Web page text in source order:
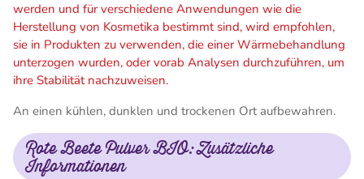
werden und für verschiedene Anwendungen wie die
Herstellung von Kosmetika bestimmt sind, wird empfohlen,
sie in Produkten zu verwenden, die einer Wärmebehandlung
unterzogen wurden, oder vorab Analysen durchzuführen, um
ihre Stabilität nachzuweisen.
An einen kühlen, dunklen und trockenen Ort aufbewahren.
Rote Beete Pulver BIO: Zusätzliche
Informationen